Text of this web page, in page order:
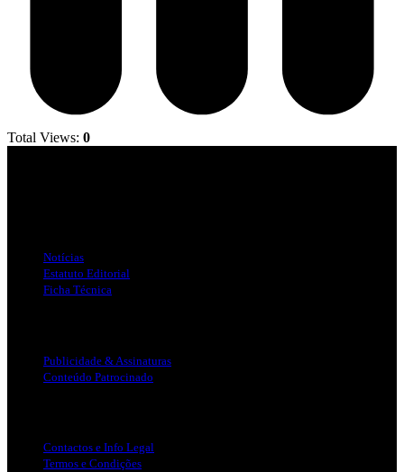
Total Views: 0
Notícias
Estatuto Editorial
Ficha Técnica
Publicidade & Assinaturas
Conteúdo Patrocinado
Contactos e Info Legal
Termos e Condições